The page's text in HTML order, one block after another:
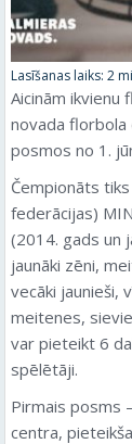
Lasīšanas laiks: 2
Aicinām ikvienu
novada florbola
posmos no 1.
Čempionāts
federācijas)
(2014. gads un
jaunāki zēni,
vecāki jaunieši,
meitenes,
var pieteikt 6
spēlētāji.
Pirmais posms
centra,